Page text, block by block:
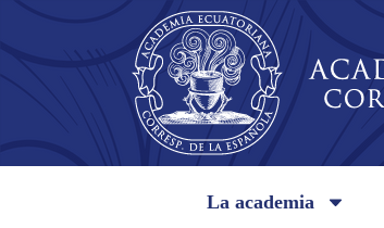
La academia